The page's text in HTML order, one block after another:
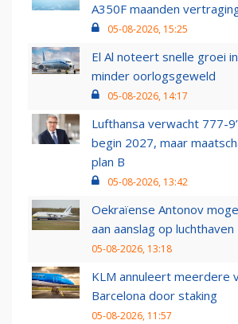
A350F maanden
05-08-2026, 15:25
El Al noteert snelle groei
minder oorlogsgeweld
05-08-2026, 14:17
Lufthansa verwacht 777-
begin 2027, maar
plan B
05-08-2026, 13:42
Oekraïense Antonov
aan aanslag op
05-08-2026, 13:18
KLM annuleert meerdere
Barcelona door staking
05-08-2026, 11:57